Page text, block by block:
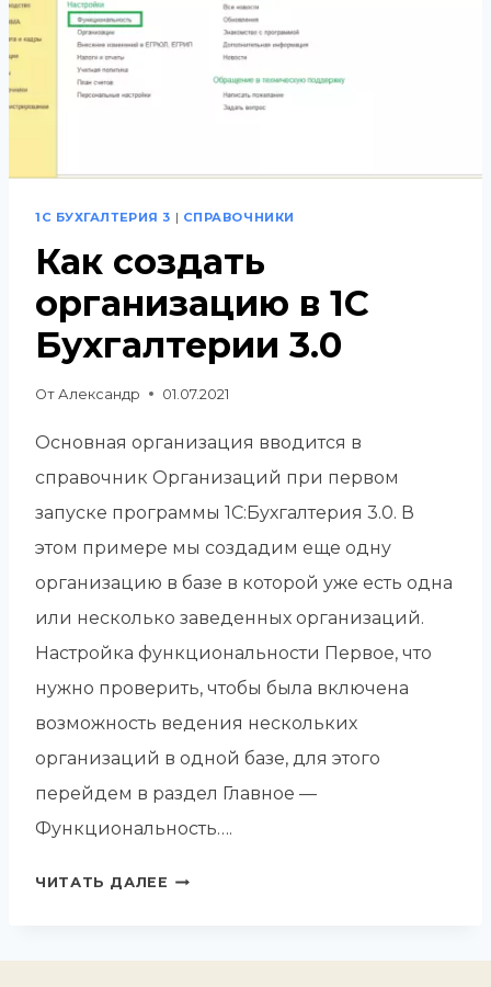
1С БУХГАЛТЕРИЯ 3 | СПРАВОЧНИКИ
Как создать
организацию в 1С
Бухгалтерии 3.0
От Александр 01.07.2021
Основная организация вводится в
справочник Организаций при первом
запуске программы 1С:Бухгалтерия 3.0. В
этом примере мы создадим еще одну
организацию в базе в которой уже есть одна
или несколько заведенных организаций.
Настройка функциональности Первое, что
нужно проверить, чтобы была включена
возможность ведения нескольких
организаций в одной базе, для этого
перейдем в раздел Главное —
Функциональность….
ЧИТАТЬ ДАЛЕЕ КАК
В